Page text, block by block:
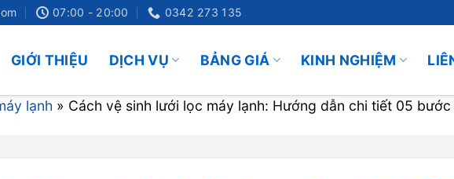
07:00 - 20:00 0342 273 135
GIỚI THIỆU DỊCH VỤ BẢNG GIÁ KINH NGHIỆM
lạnh » Cách vệ sinh lưới lọc máy lạnh: Hướng dẫn chi tiết 05 bước